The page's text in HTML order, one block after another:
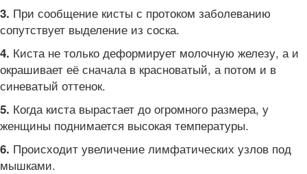
3. При сообщение кисты с протоком заболеванию
сопутствует выделение из соска.
4. Киста не только деформирует молочную железу, а и
окрашивает её сначала в красноватый, а потом и в
синеватый оттенок.
5. Когда киста вырастает до огромного размера, у
женщины поднимается высокая температуры.
6. Происходит увеличение лимфатических узлов под
мышками.